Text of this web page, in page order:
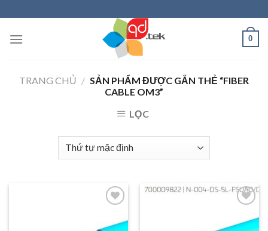
content
0
TRANG CHỦ / SẢN PHẨM ĐƯỢC GẮN THẺ “FIBER
CABLE OM3”
LỌC
wishlist
wishlist